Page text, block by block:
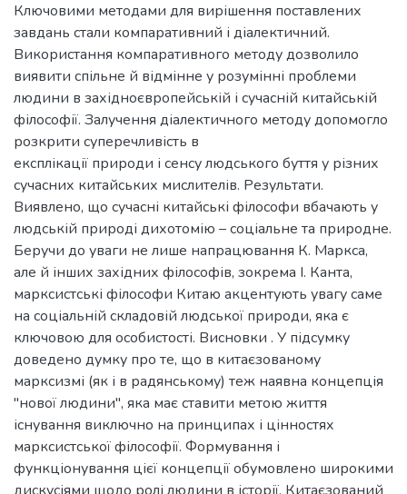
Ключовими методами для вирішення поставлених
завдань стали компаративний і діалектичний.
Використання компаративного методу дозволило
виявити спільне й відмінне у розумінні проблеми
людини в західноєвропейській і сучасній китайській
філософії. Залучення діалектичного методу допомогло
розкрити суперечливість в
експлікації природи і сенсу людського буття у різних
сучасних китайських мислителів. Результати.
Виявлено, що сучасні китайські філософи вбачають у
людській природі дихотомію – соціальне та природне.
Беручи до уваги не лише напрацювання К. Маркса,
але й інших західних філософів, зокрема І. Канта,
марксистські філософи Китаю акцентують увагу саме
на соціальній складовій людської природи, яка є
ключовою для особистості. Висновки . У підсумку
доведено думку про те, що в китаєзованому
марксизмі (як і в радянському) теж наявна концепція
"нової людини", яка має ставити метою життя
існування виключно на принципах і цінностях
марксистської філософії. Формування і
функціонування цієї концепції обумовлено широкими